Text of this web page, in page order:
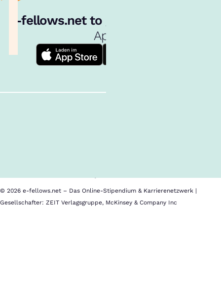
e‑fellows.net to go:
App!
© 2026 e-fellows.net – Das Online-Stipendium & Karrierenetzwerk |
Gesellschafter: ZEIT Verlagsgruppe, McKinsey & Company Inc